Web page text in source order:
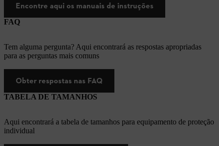
Encontre aqui os manuais de instruções
FAQ
Tem alguma pergunta? Aqui encontrará as respostas apropriadas
para as perguntas mais comuns
Obter respostas nas FAQ
TABELA DE TAMANHOS
Aqui encontrará a tabela de tamanhos para equipamento de proteção
individual